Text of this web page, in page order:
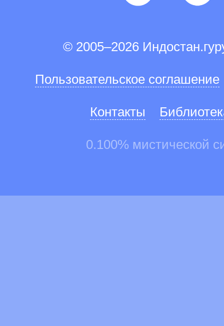
© 2005–2026
Пользовательское соглашение
Контакты
0.100% мистической